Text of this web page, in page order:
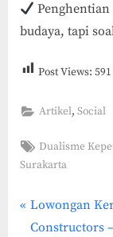
budaya, tapi
Post Views: 591
Artikel,Social
Tags:
Dualisme
Surakarta
Post
P
r
Lowongan
Constructors